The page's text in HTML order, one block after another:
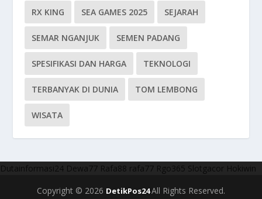
RX KING SEA GAMES 2025 SEJARAH
SEMAR NGANJUK SEMEN PADANG
SPESIFIKASI DAN HARGA TEKNOLOGI
TERBANYAK DI DUNIA TOM LEMBONG
WISATA
Dutainformasi24 Dewa77 Rafa88 rafa77 Rgo365 Slotgacor Hokiwin
Copyright © 2026 DetikPos24All Rights Reserved.